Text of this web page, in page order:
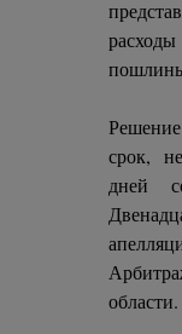
срок,
дней
области.